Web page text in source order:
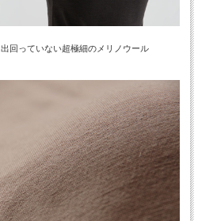
回っていない超極細のメリノウール